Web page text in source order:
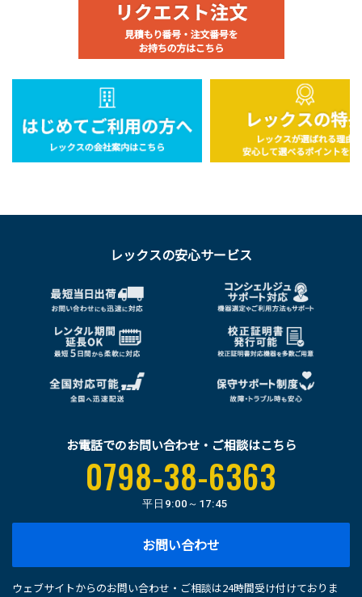
レックスの安心サービス
お電話でのお問い合わせ・ご相談はこちら
0798-38-6363
平日 9:00～17:45
お問い合わせ
ウェブサイトからのお問い合わせ・ご相談は24時間受け付けておりま